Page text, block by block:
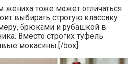
жениха тоже может отличаться
выбирать строгую классику.
брюками и рубашкой в
Вместо строгих туфель
мокасины.[/box]